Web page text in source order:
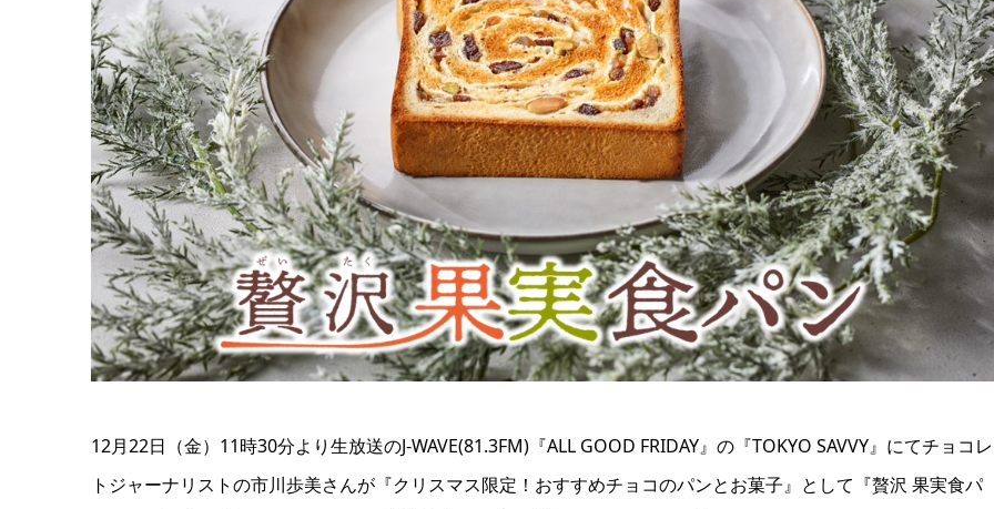
12月22日（金）11時30分より生放送のJ-WAVE(81.3FM)『ALL GOOD FRIDAY』の『TOKYO SAVVY』にてチョコ
トジャーナリストの市川歩美さんが『クリスマス限定！おすすめチョコのパンとお菓子』として『贅沢 果実食パ